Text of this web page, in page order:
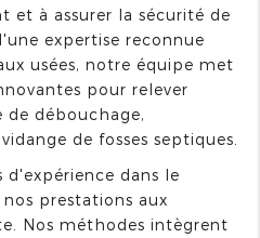
et à assurer la sécurité de
expertise reconnue
usées, notre équipe met
pour relever
de débouchage,
de fosses septiques.
d'expérience dans le
prestations aux
Nos méthodes intègrent